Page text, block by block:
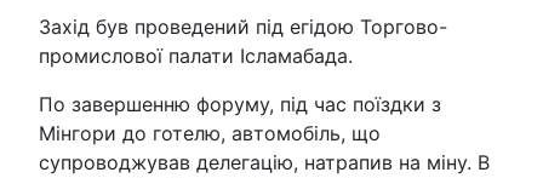
Захід був проведений під егідою Торгово-
промислової палати Ісламабада.
По завершенню форуму, під час поїздки з
Мінгори до готелю, автомобіль, що
супроводжував делегацію, натрапив на міну. В